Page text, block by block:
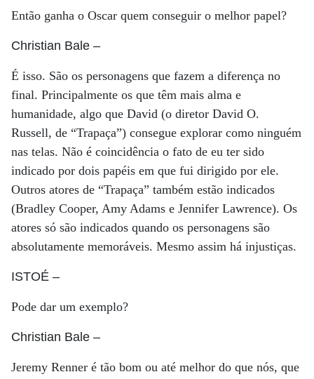
Então ganha o Oscar quem conseguir o melhor papel?
Christian Bale –
É isso. São os personagens que fazem a diferença no
final. Principalmente os que têm mais alma e
humanidade, algo que David (o diretor David O.
Russell, de “Trapaça”) consegue explorar como ninguém
nas telas. Não é coincidência o fato de eu ter sido
indicado por dois papéis em que fui dirigido por ele.
Outros atores de “Trapaça” também estão indicados
(Bradley Cooper, Amy Adams e Jennifer Lawrence). Os
atores só são indicados quando os personagens são
absolutamente memoráveis. Mesmo assim há injustiças.
ISTOÉ –
Pode dar um exemplo?
Christian Bale –
Jeremy Renner é tão bom ou até melhor do que nós, que